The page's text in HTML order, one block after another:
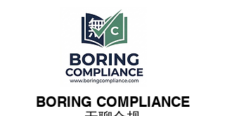
BORING COMPLIANCE